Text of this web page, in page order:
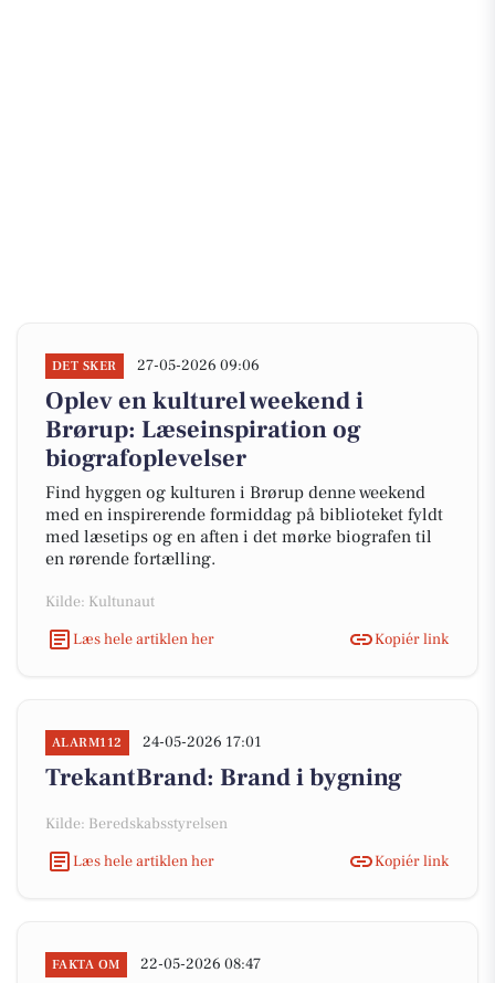
DET SKER 27-05-2026 09:06
Oplev en kulturel weekend i
Brørup: Læseinspiration og
biografoplevelser
Find hyggen og kulturen i Brørup denne weekend
med en inspirerende formiddag på biblioteket fyldt
med læsetips og en aften i det mørke biografen til
en rørende fortælling.
Kilde: Kultunaut
Læs hele artiklen her
Kopiér link
ALARM112 24-05-2026 17:01
TrekantBrand: Brand i bygning
Kilde: Beredskabsstyrelsen
Læs hele artiklen her
Kopiér link
FAKTA OM 22-05-2026 08:47